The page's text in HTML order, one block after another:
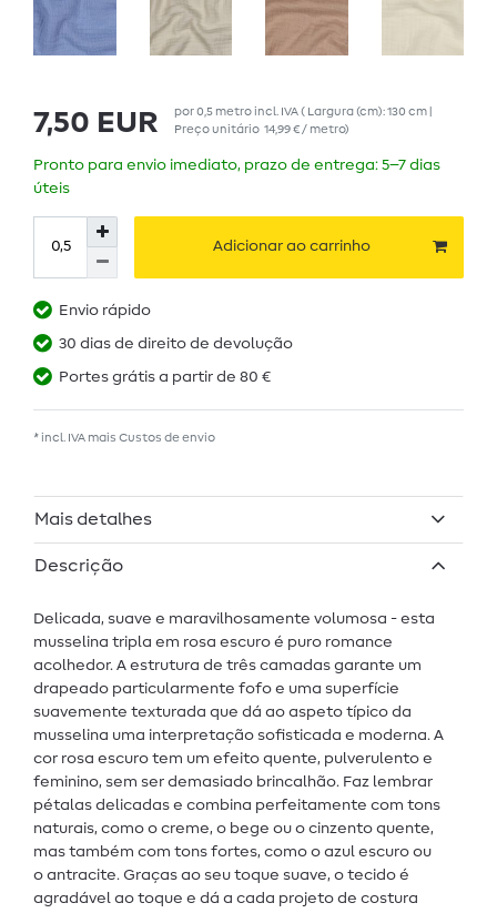
7,50 EUR por0,5 metroincl. IVA( Largura (cm): 130 cm |
Preço unitário 14,99 € / metro)
Pronto para envio imediato, prazo de entrega: 5–7 dias
úteis
Adicionar ao carrinho
Envio rápido
30 dias de direito de devolução
Portes grátis a partir de 80 €
* incl. IVA mais Custos de envio
Mais detalhes
Descrição
Delicada, suave e maravilhosamente volumosa - esta
musselina tripla em rosa escuro é puro romance
acolhedor. A estrutura de três camadas garante um
drapeado particularmente fofo e uma superfície
suavemente texturada que dá ao aspeto típico da
musselina uma interpretação sofisticada e moderna. A
cor rosa escuro tem um efeito quente, pulverulento e
feminino, sem ser demasiado brincalhão. Faz lembrar
pétalas delicadas e combina perfeitamente com tons
naturais, como o creme, o bege ou o cinzento quente,
mas também com tons fortes, como o azul escuro ou
o antracite. Graças ao seu toque suave, o tecido é
agradável ao toque e dá a cada projeto de costura